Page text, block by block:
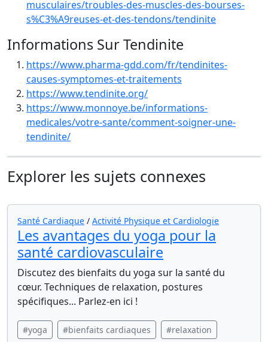
musculaires/troubles-des-muscles-des-bourses-
s%C3%A9reuses-et-des-tendons/tendinite
Informations Sur Tendinite
https://www.pharma-gdd.com/fr/tendinites-
causes-symptomes-et-traitements
https://www.tendinite.org/
https://www.monnoye.be/informations-
medicales/votre-sante/comment-soigner-une-
tendinite/
Explorer les sujets connexes
Santé Cardiaque / Activité Physique et Cardiologie
Les avantages du yoga pour la
santé cardiovasculaire
Discutez des bienfaits du yoga sur la santé du
cœur. Techniques de relaxation, postures
spécifiques... Parlez-en ici !
#yoga #bienfaits cardiaques #relaxation